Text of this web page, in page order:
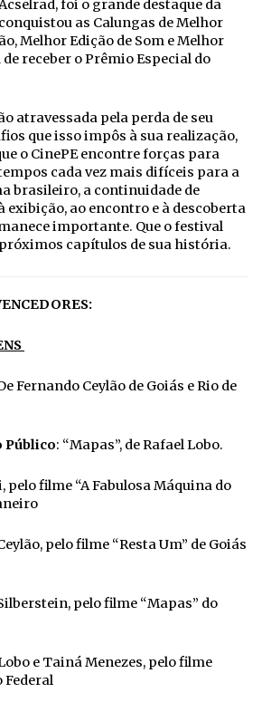
foi o grande destaque da
as Calungas de Melhor
Melhor Edição de Som e Melhor
receber o Prêmio Especial do
atravessada pela perda de seu
que isso impôs à sua realização,
o CinePE encontre forças para
cada vez mais difíceis para a
brasileiro, a continuidade de
exibição, ao encontro e à descoberta
importante. Que o festival
capítulos de sua história.
Fernando Ceylão de Goiás e Rio de
Público: “Mapas”, de Rafael Lobo.
pelo filme “A Fabulosa Máquina do
pelo filme “Resta Um” de Goiás
pelo filme “Mapas” do
e Tainá Menezes, pelo filme
Federal